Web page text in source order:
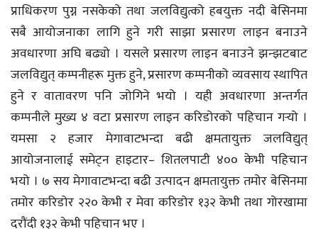
प्राधिकरण पुग्न नसकेको तथा जलविद्युत्को हबयुक्त नदी बेसिनमा
सबै आयोजनाका लागि हुने गरी साझा प्रसारण लाइन बनाउने
अवधारणा अघि बढ्यो । यसले प्रसारण लाइन बनाउने झन्झटबाट
जलविद्युत् कम्पनीहरू मुक्त हुने, प्रसारण कम्पनीको व्यवसाय स्थापित
हुने र वातावरण पनि जोगिने भयो । यही अवधारणा अन्तर्गत
कम्पनीले मुख्य ४ वटा प्रसारण लाइन करिडोरको पहिचान गर्‍यो ।
यमसा २ हजार मेगावाटभन्दा बढी क्षमतायुक्त जलविद्युत्
आयोजनालाई समेट्न हाइटार– शितलपाटी ४०० केभी पहिचान
भयो । ७ सय मेगावाटभन्दा बढी उत्पादन क्षमतायुक्त तमोर बेसिनमा
तमोर करिडोर २२० केभी र मेवा करिडोर १३२ केभी तथा गोरखामा
दरौंदी १३२ केभी पहिचान भए ।